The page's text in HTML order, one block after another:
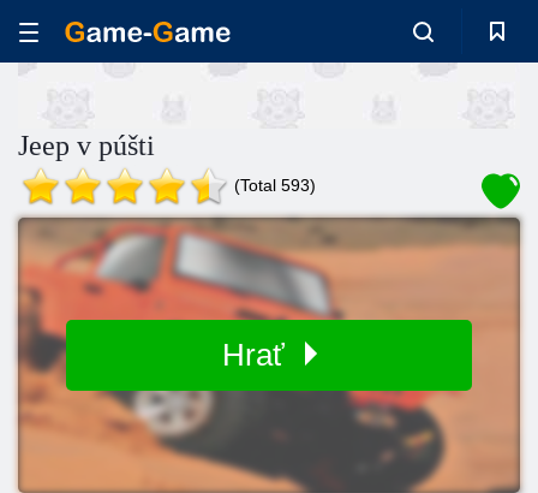
Jeep v púšti
(Total 593)
Hrať